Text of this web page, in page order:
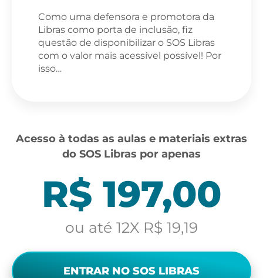
Como uma defensora e promotora da
Libras como porta de inclusão, fiz
questão de disponibilizar o SOS Libras
com o valor mais acessível possível! Por
isso…
Acesso à todas as aulas e materiais extras
do SOS Libras por apenas
R$ 197,00
ou até 12X R$ 19,19
ENTRAR NO SOS LIBRAS